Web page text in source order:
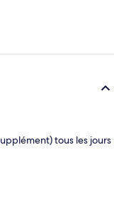
tous les jours